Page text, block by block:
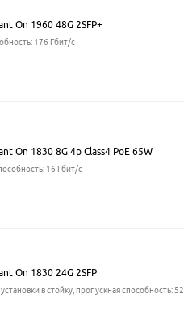
On 1960 48G 2SFP+
176 Гбит/с
On 1830 8G 4p Class4 PoE 65W
16 Гбит/с
On 1830 24G 2SFP
в стойку, пропускная способность: 52